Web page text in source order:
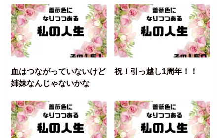
血はつながっていないけど
姉妹なんじゃないかな
祝！引っ越し1周年！！